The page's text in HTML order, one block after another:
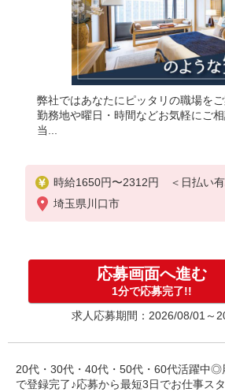
弊社ではあなたにピッタリの職場を
勤務地や曜日・時間などお気軽にご
当...
時給1650円〜2312円 ＜日払い有/
全支給(ガソリン代含む)＞
埼玉県川口市
応募画面へ進む
1分で応募完了!!
求人応募期間：2026/08/01～
20代・30代・40代・50代・60代活躍中◎
で登録完了♪応募から最短3日でお仕事ス